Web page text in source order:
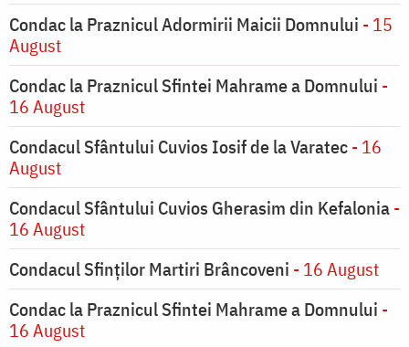
Condac la Praznicul Adormirii Maicii Domnului - 15
August
Condac la Praznicul Sfintei Mahrame a Domnului -
16 August
Condacul Sfântului Cuvios Iosif de la Varatec- 16
August
Condacul Sfântului Cuvios Gherasim din Kefalonia-
16 August
Condacul Sfinților Martiri Brâncoveni - 16 August
Condac la Praznicul Sfintei Mahrame a Domnului -
16 August